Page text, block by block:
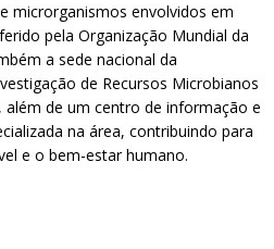
microrganismos envolvidos em
pela Organização Mundial da
a sede nacional da
de Recursos Microbianos
além de um centro de informação e
na área, contribuindo para
e o bem-estar humano.